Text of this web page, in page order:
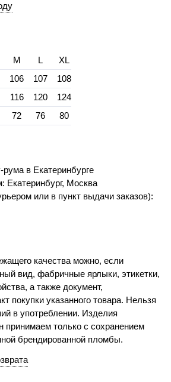
M L
XL
106 107
108
116 120
124
72 76 80
в Екатеринбурге
Екатеринбург, Москва
или в пункт выдачи заказов):
качества можно, если
вид, фабричные ярлыки, этикетки,
а также документ,
покупки указанного товара. Нельзя
в употреблении. Изделия
принимаем только с сохранением
брендированной пломбы.